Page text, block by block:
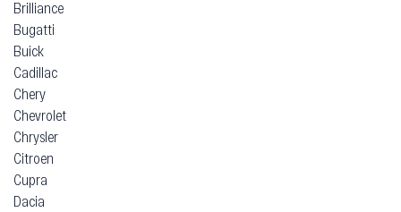
Brilliance
Bugatti
Buick
Cadillac
Chery
Chevrolet
Chrysler
Citroen
Cupra
Dacia